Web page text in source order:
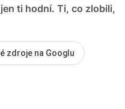
ti hodní. Ti, co zlobili,
zdroje na Googlu